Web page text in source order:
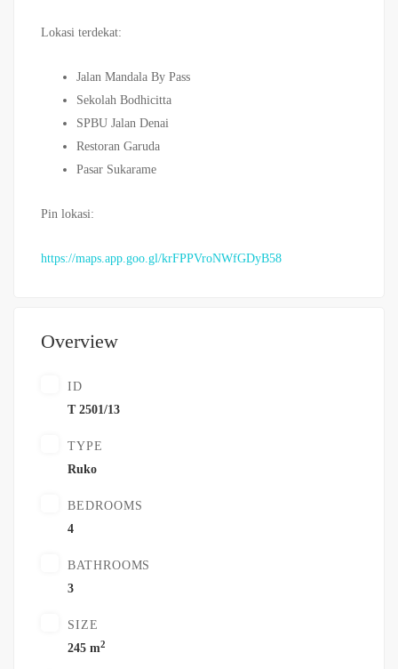
Lokasi terdekat:
Jalan Mandala By Pass
Sekolah Bodhicitta
SPBU Jalan Denai
Restoran Garuda
Pasar Sukarame
Pin lokasi:
https://maps.app.goo.gl/krFPPVroNWfGDyB58
Overview
ID
T 2501/13
TYPE
Ruko
BEDROOMS
4
BATHROOMS
3
SIZE
245 m2